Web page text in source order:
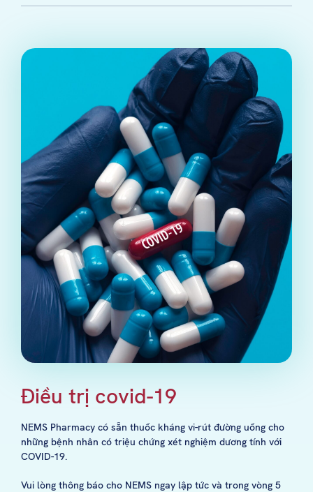
Điều trị covid-19
NEMS Pharmacy có sẵn thuốc kháng vi-rút đường uống cho
những bệnh nhân có triệu chứng xét nghiệm dương tính với
COVID-19.
Vui lòng thông báo cho NEMS ngay lập tức và trong vòng 5